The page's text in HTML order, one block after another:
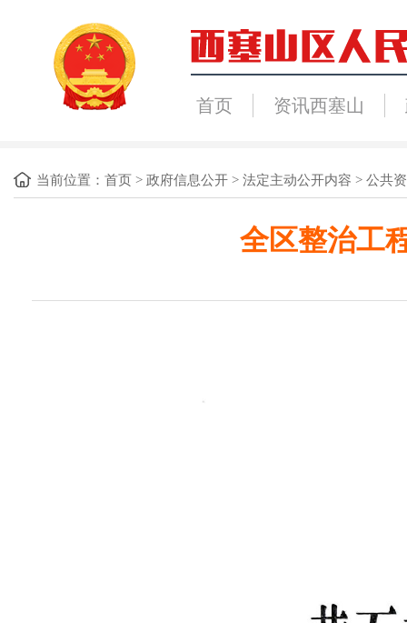
首页 资讯西塞山
当前位置： 首页 > 政府信息公开 > 法定主动公开内容 > 公共
全区整治工